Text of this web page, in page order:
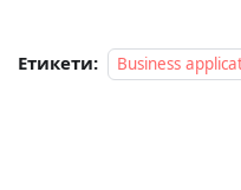
Етикети: Business